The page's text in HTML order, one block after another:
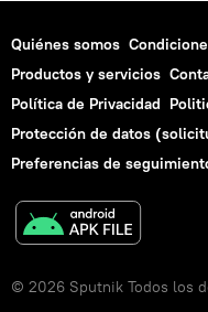
Quiénes somos
Productos y servicios
Política de Privacidad
Protección de datos
Preferencias de
© 2026 Sputnik Todos los